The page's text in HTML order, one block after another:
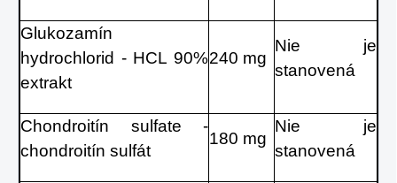
Glukozamín
hydrochlorid - HCL 90%
extrakt
240 mg
Nie je
stanovená
Chondroitín sulfate -
chondroitín sulfát
180 mg
Nie je
stanovená